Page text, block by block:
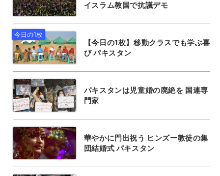
イスラム教国で抗議デモ
【今日の1枚】移動クラスでも学ぶ喜
び パキスタン
パキスタンは児童婚の廃絶を 国連専
門家
華やかに門出祝う ヒンズー教徒の集
団結婚式 パキスタン